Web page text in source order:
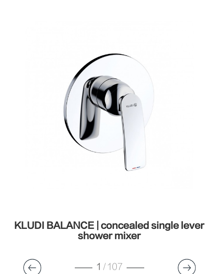
KLUDI BALANCE | concealed single lever
shower mixer
1 / 107